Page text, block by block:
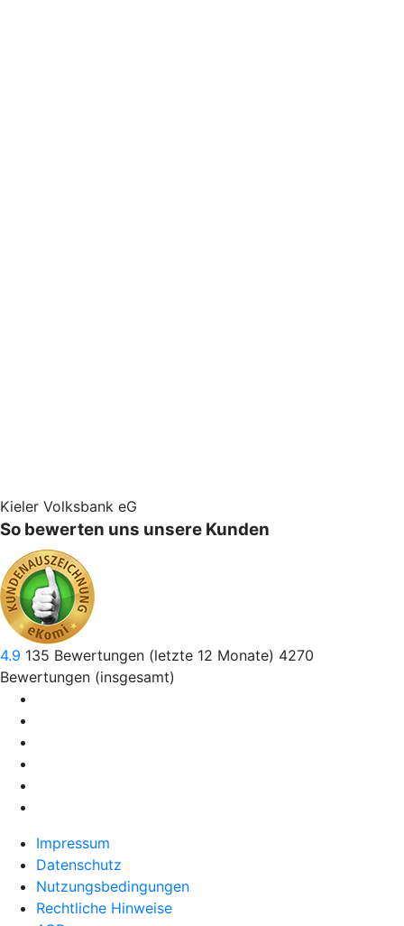
Kieler Volksbank eG
So bewerten uns unsere Kunden
4.9 135 Bewertungen (letzte 12 Monate) 4270
Bewertungen (insgesamt)
Impressum
Datenschutz
Nutzungsbedingungen
Rechtliche Hinweise